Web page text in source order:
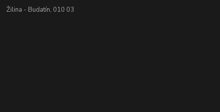
Žilina - Budatín, 010 03